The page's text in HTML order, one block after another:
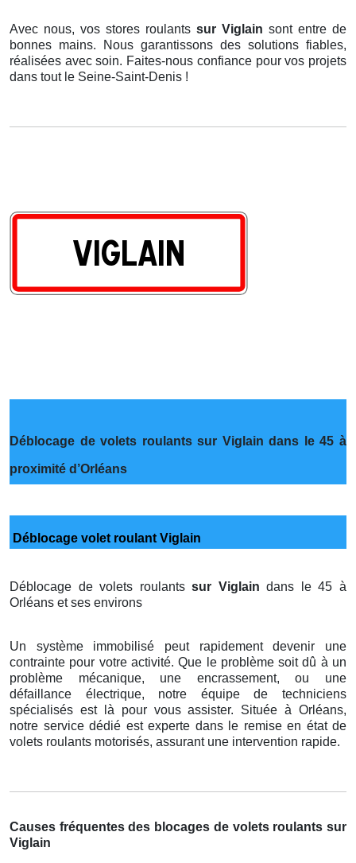
Avec nous, vos stores roulants sur Viglain sont entre de
bonnes mains. Nous garantissons des solutions fiables,
réalisées avec soin. Faites-nous confiance pour vos projets
dans tout le Seine-Saint-Denis !
Déblocage de volets roulants sur Viglain dans le 45 à
proximité d’Orléans
Déblocage volet roulant Viglain
Déblocage de volets roulantssur Viglaindans le 45 à
Orléans et ses environs
Un système immobilisé peut rapidement devenir une
contrainte pour votre activité. Que le problème soit dû à un
problème mécanique, une encrassement, ou une
défaillance électrique, notre équipe de techniciens
spécialisés est là pour vous assister. Située à Orléans,
notre service dédié est experte dans le remise en état de
volets roulants motorisés, assurant une intervention rapide.
Causes fréquentes des blocages de volets roulants sur
Viglain